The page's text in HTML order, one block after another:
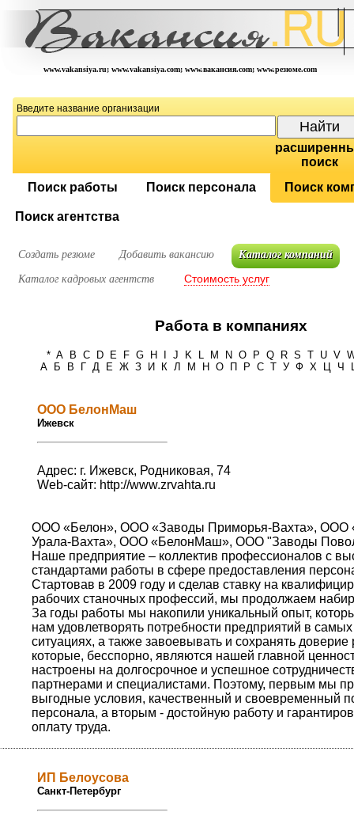
www.vakansiya.ru; www.vakansiya.com; www.вакансия.com; www.резюме.com
Введите название организации
поиск
Поиск работы
Поиск персонала Поиск
Поиск агентства
Создать резюме Добавить вакансию Каталог компаний
Каталог кадровых агентств Стоимость услуг
Работа в компаниях
* A B C D E F G H J K L M N O P Q R S T U V
А
Б В Г Д Е Ж З И К Л М Н О П Р С Т У Ф Х Ц Ч
ООО БелонМаш
Ижевск
Адрес: г. Ижевск, Родниковая, 74
Web-сайт: http://www.zrvahta.ru
ООО «Белон», ООО «Заводы Приморья-Вахта», ООО
Урала-Вахта», ООО «БелонМаш», ООО "Заводы
Наше предприятие – коллектив профессионалов с
стандартами работы в сфере предоставления
Стартовав в 2009 году и сделав ставку на
рабочих станочных профессий, мы продолжаем
За годы работы мы накопили уникальный опыт,
нам удовлетворять потребности предприятий в
ситуациях, а также завоевывать и сохранять доверие
которые, бесспорно, являются нашей главной
настроены на долгосрочное и успешное
партнерами и специалистами. Поэтому, первым мы
выгодные условия, качественный и своевременный
персонала, а вторым - достойную работу и
оплату труда.
ИП Белоусова
Санкт-Петербург